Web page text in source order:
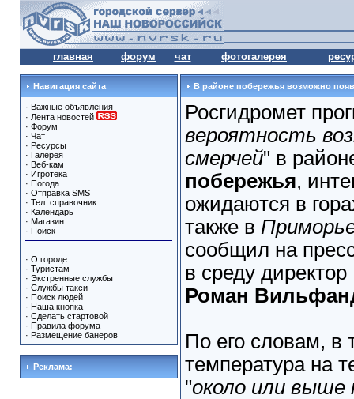
главная форум чат фотогалерея
Навигация сайта
· Важные объявления
· Лента новостей
· Форум
· Чат
· Ресурсы
· Галерея
· Веб-кам
· Игротека
· Погода
· Отправка SMS
· Тел. справочник
· Календарь
· Магазин
· Поиск
· О городе
· Туристам
· Экстренные службы
· Службы такси
· Поиск людей
· Наша кнопка
· Сделать стартовой
· Правила форума
· Размещение банеров
Реклама:
В районе побережья возможно
Росгидромет
вероятность
смерчей" в
побережья,
ожидаются в
также в
сообщил на
в среду
Роман
По его словам, в
температура на
"около или выше